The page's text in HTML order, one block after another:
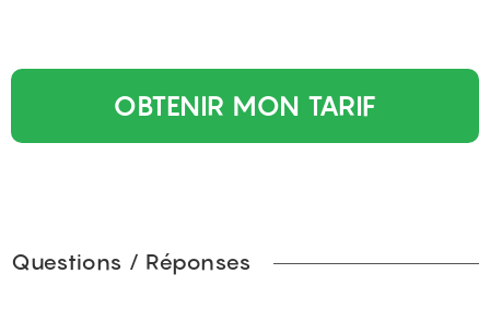
OBTENIR MON TARIF
Questions / Réponses